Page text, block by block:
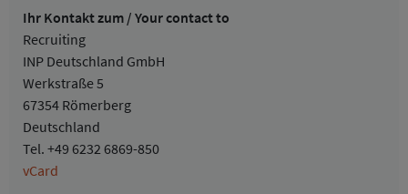
Ihr Kontakt zum / Your contact to
Recruiting
INP Deutschland GmbH
Werkstraße 5
67354 Römerberg
Deutschland
Tel. +49 6232 6869-850
vCard